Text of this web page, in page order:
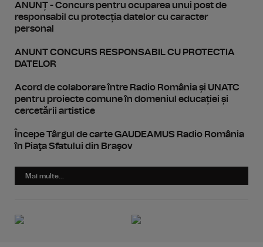
ANUNȚ - Concurs pentru ocuparea unui post de
responsabil cu protecția datelor cu caracter
personal
ANUNT CONCURS RESPONSABIL CU PROTECTIA
DATELOR
Acord de colaborare între Radio România și UNATC
pentru proiecte comune în domeniul educației și
cercetării artistice
Începe Târgul de carte GAUDEAMUS Radio România
în Piaţa Sfatului din Braşov
Mai multe...